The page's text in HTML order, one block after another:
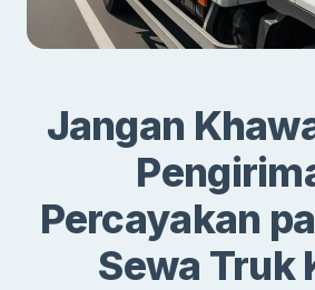
Jangan
Percayakan
Sewa Truk